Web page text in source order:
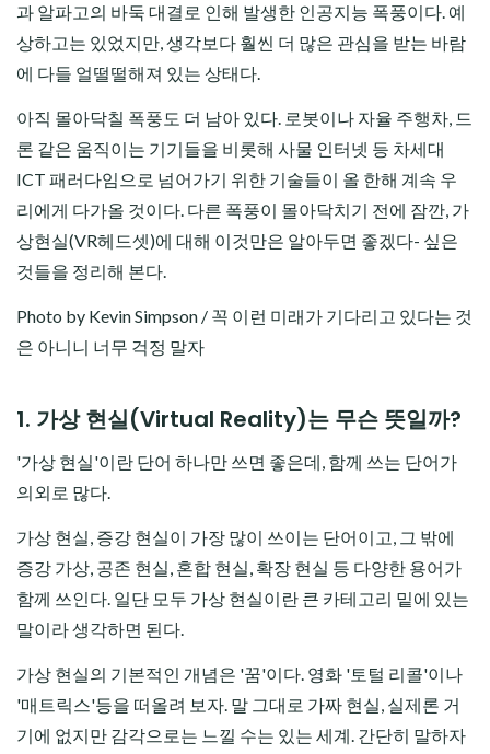
과 알파고의 바둑 대결로 인해 발생한 인공지능 폭풍이다. 예
상하고는 있었지만, 생각보다 훨씬 더 많은 관심을 받는 바람
에 다들 얼떨떨해져 있는 상태다.
아직 몰아닥칠 폭풍도 더 남아 있다. 로봇이나 자율 주행차, 드
론 같은 움직이는 기기들을 비롯해 사물 인터넷 등 차세대
ICT 패러다임으로 넘어가기 위한 기술들이 올 한해 계속 우
리에게 다가올 것이다. 다른 폭풍이 몰아닥치기 전에 잠깐, 가
상현실(VR헤드셋)에 대해 이것만은 알아두면 좋겠다- 싶은
것들을 정리해 본다.
Photo by Kevin Simpson / 꼭 이런 미래가 기다리고 있다는 것
은 아니니 너무 걱정 말자
1. 가상 현실(Virtual Reality)는 무슨 뜻일까?
'가상 현실'이란 단어 하나만 쓰면 좋은데, 함께 쓰는 단어가
의외로 많다.
가상 현실, 증강 현실이 가장 많이 쓰이는 단어이고, 그 밖에
증강 가상, 공존 현실, 혼합 현실, 확장 현실 등 다양한 용어가
함께 쓰인다. 일단 모두 가상 현실이란 큰 카테고리 밑에 있는
말이라 생각하면 된다.
가상 현실의 기본적인 개념은 '꿈'이다. 영화 '토털 리콜'이나
'매트릭스'등을 떠올려 보자. 말 그대로 가짜 현실, 실제론 거
기에 없지만 감각으로는 느낄 수는 있는 세계. 간단히 말하자